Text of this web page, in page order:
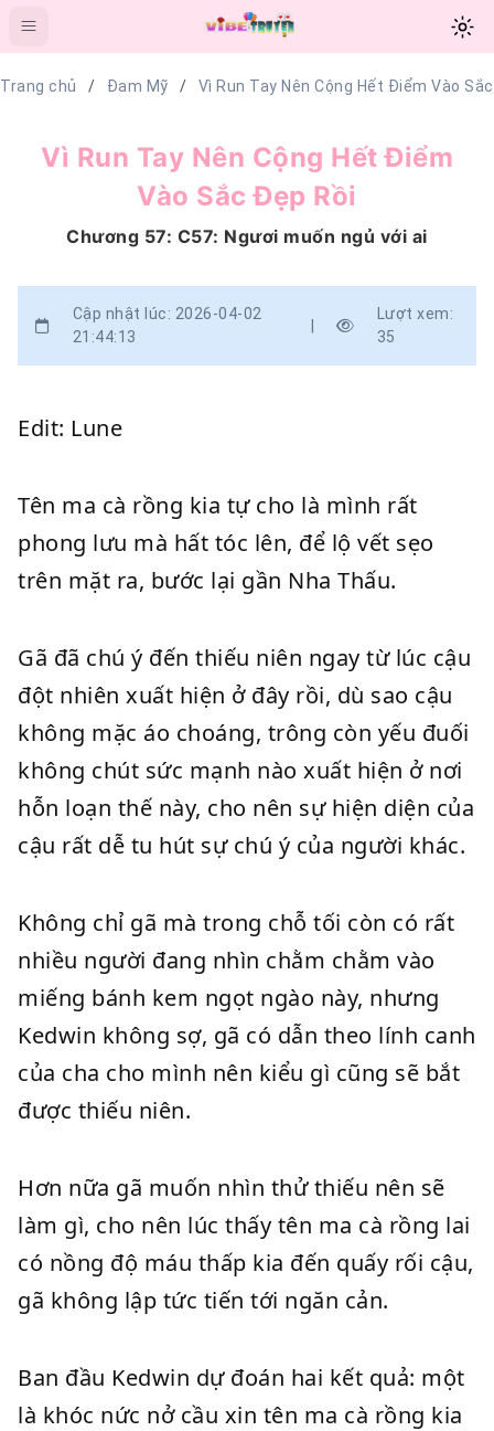
Trang chủ Đam Mỹ Vì Run Tay Nên Cộng Hết Điểm Vào
Vì Run Tay Nên Cộng Hết Điểm
Vào Sắc Đẹp Rồi
Chương 57: C57: Ngươi muốn ngủ với ai
Cập nhật lúc: 2026-04-02
21:44:13
|
Lượt xem:
35
Edit: Lune
Tên ma cà rồng kia tự cho là mình rất
phong lưu mà hất tóc lên, để lộ vết sẹo
trên mặt ra, bước lại gần Nha Thấu.
Gã đã chú ý đến thiếu niên ngay từ lúc cậu
đột nhiên xuất hiện ở đây rồi, dù sao cậu
không mặc áo choáng, trông còn yếu đuối
không chút sức mạnh nào xuất hiện ở nơi
hỗn loạn thế này, cho nên sự hiện diện của
cậu rất dễ tu hút sự chú ý của người khác.
Không chỉ gã mà trong chỗ tối còn có rất
nhiều người đang nhìn chằm chằm vào
miếng bánh kem ngọt ngào này, nhưng
Kedwin không sợ, gã có dẫn theo lính canh
của cha cho mình nên kiểu gì cũng sẽ bắt
được thiếu niên.
Hơn nữa gã muốn nhìn thử thiếu nên sẽ
làm gì, cho nên lúc thấy tên ma cà rồng lai
có nồng độ máu thấp kia đến quấy rối cậu,
gã không lập tức tiến tới ngăn cản.
Ban đầu Kedwin dự đoán hai kết quả: một
là khóc nức nở cầu xin tên ma cà rồng kia